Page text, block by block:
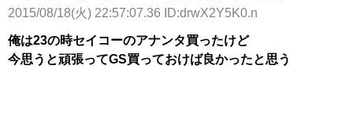
2015/08/18(火) 22:57:07.36 ID:drwX2Y5K0.n
俺は23の時セイコーのアナンタ買ったけど
今思うと頑張ってGS買っておけば良かったと思う